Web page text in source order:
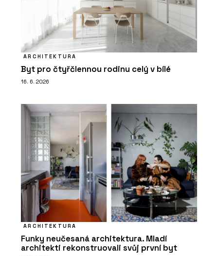
ARCHITEKTURA
Byt pro čtyřčlennou rodinu celý v bílé
16. 6. 2026
ARCHITEKTURA
Funky neučesaná architektura. Mladí
architekti rekonstruovali svůj první byt